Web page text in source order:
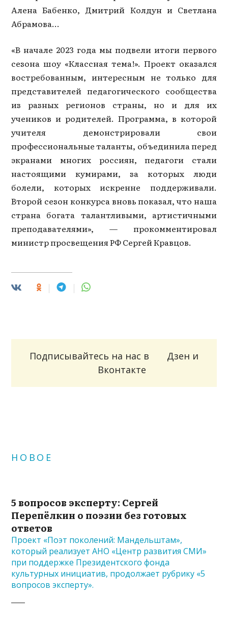
Алена Бабенко, Дмитрий Колдун и Светлана
Абрамова...
«В начале 2023 года мы подвели итоги первого
сезона шоу «Классная тема!». Проект оказался
востребованным, интересным не только для
представителей педагогического сообщества
из разных регионов страны, но и для их
учеников и родителей. Программа, в которой
учителя демонстрировали свои
профессиональные таланты, объединила перед
экранами многих россиян, педагоги стали
настоящими кумирами, за которых люди
болели, которых искренне поддерживали.
Второй сезон конкурса вновь показал, что наша
страна богата талантливыми, артистичными
преподавателями», — прокомментировал
министр просвещения РФ Сергей Кравцов.
Подписывайтесь на нас в Дзен и
Вконтакте
НОВОЕ
5 вопросов эксперту: Сергей
Перепёлкин о поэзии без готовых
ответов
Проект «Поэт поколений: Мандельштам»,
который реализует АНО «Центр развития СМИ»
при поддержке Президентского фонда
культурных инициатив, продолжает рубрику «5
вопросов эксперту».